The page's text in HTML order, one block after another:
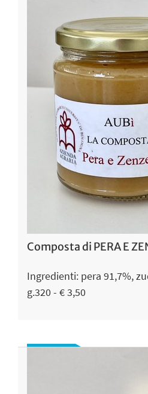
Composta di PERA E
Ingredienti: pera 91,7%,
g.320 - € 3,50